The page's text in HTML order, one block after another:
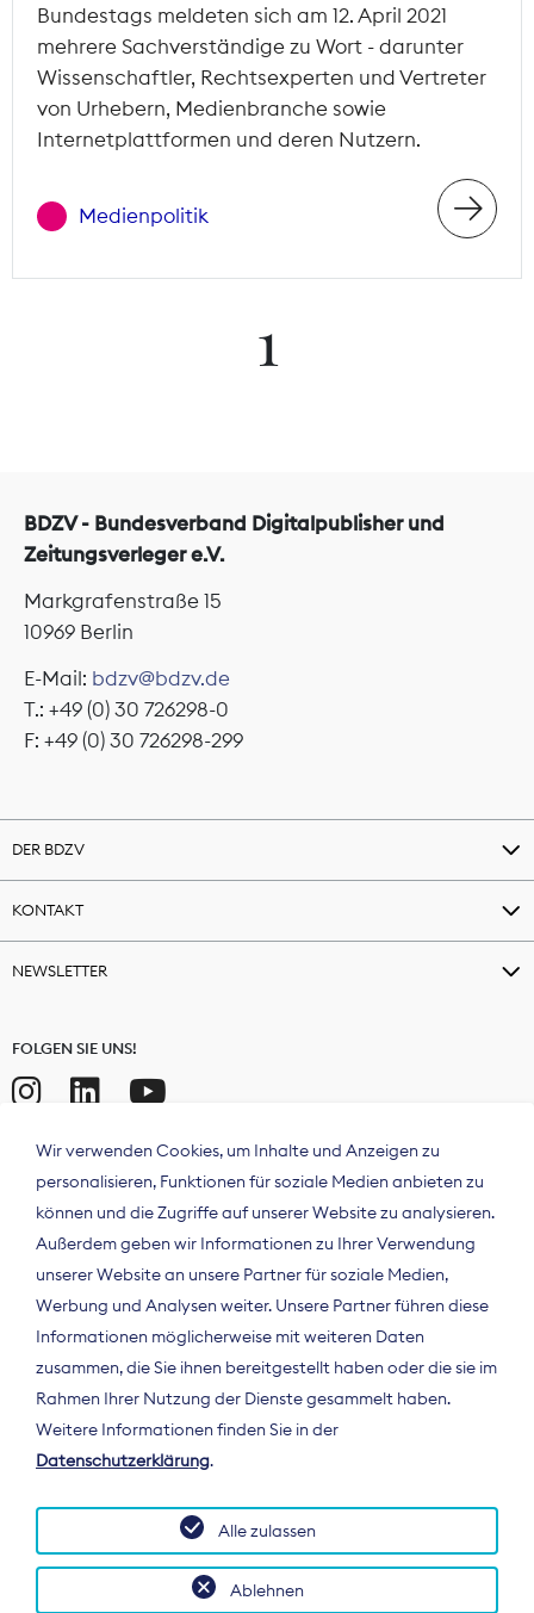
Bundestags meldeten sich am 12. April 2021
mehrere Sachverständige zu Wort - darunter
Wissenschaftler, Rechtsexperten und Vertreter
von Urhebern, Medienbranche sowie
Internetplattformen und deren Nutzern.
Medienpolitik
1
BDZV - Bundesverband Digitalpublisher und
Zeitungsverleger e.V.
Markgrafenstraße 15
10969 Berlin
E-Mail: bdzv@bdzv.de
T.: +49 (0) 30 726298-0
F: +49 (0) 30 726298-299
DER BDZV
KONTAKT
NEWSLETTER
FOLGEN SIE UNS!
Der Bundesverband Digitalpublisher und
Zeitungsverleger (BDZV) vertritt als
Spitzenorganisation die Interessen der
Deutschland und auf EU-Ebene.
Wir verwenden Cookies, um Inhalte und Anzeigen zu
personalisieren, Funktionen für soziale Medien anbieten zu
können und die Zugriffe auf unserer Website zu analysieren.
Außerdem geben wir Informationen zu Ihrer Verwendung
unserer Website an unsere Partner für soziale Medien,
Werbung und Analysen weiter. Unsere Partner führen diese
Informationen möglicherweise mit weiteren Daten
zusammen, die Sie ihnen bereitgestellt haben oder die sie im
Rahmen Ihrer Nutzung der Dienste gesammelt haben.
Weitere Informationen finden Sie in der
Datenschutzerklärung.
Ablehnen
Alle zulassen